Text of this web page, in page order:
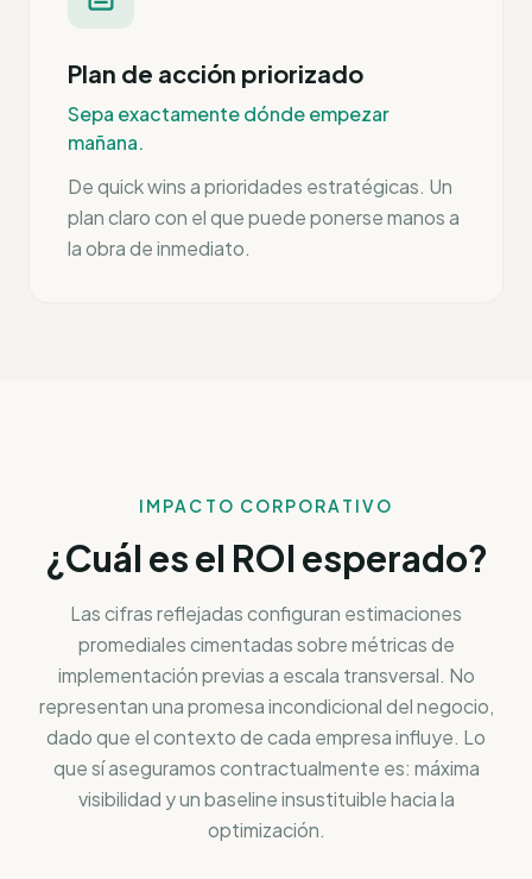
Plan de acción priorizado
Sepa exactamente dónde empezar
mañana.
De quick wins a prioridades estratégicas. Un
plan claro con el que puede ponerse manos a
la obra de inmediato.
IMPACTO CORPORATIVO
¿Cuál es el ROI esperado?
Las cifras reflejadas configuran estimaciones
promediales cimentadas sobre métricas de
implementación previas a escala transversal. No
representan una promesa incondicional del negocio,
dado que el contexto de cada empresa influye. Lo
que sí aseguramos contractualmente es: máxima
visibilidad y un baseline insustituible hacia la
optimización.